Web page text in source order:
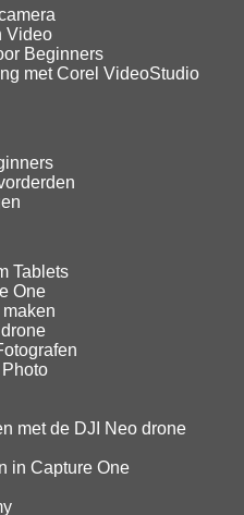
Video
Beginners
met Corel VideoStudio
Tablets
One
met de DJI Neo drone
in Capture One